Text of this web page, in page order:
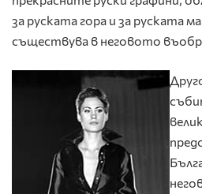
за руската гора и за руската
съществува в неговото